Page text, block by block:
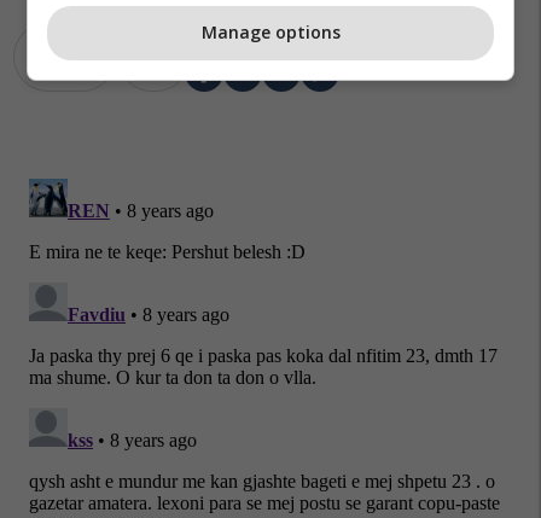
Skenderaj Stalla
Manage options